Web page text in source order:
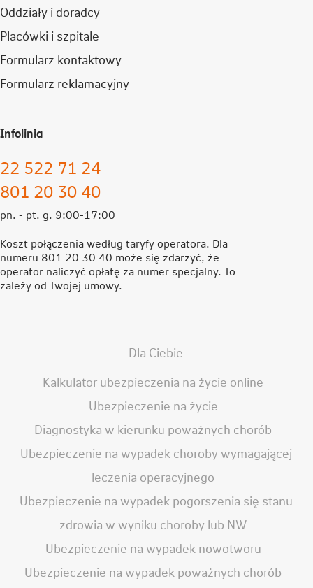
Oddziały i doradcy
Placówki i szpitale
Formularz kontaktowy
Formularz reklamacyjny
Infolinia
22 522 71 24
801 20 30 40
pn. - pt. g. 9:00-17:00
Koszt połączenia według taryfy operatora. Dla
numeru 801 20 30 40 może się zdarzyć, że
operator naliczyć opłatę za numer specjalny. To
zależy od Twojej umowy.
Dla Ciebie
Kalkulator ubezpieczenia na życie online
Ubezpieczenie na życie
Diagnostyka w kierunku poważnych chorób
Ubezpieczenie na wypadek choroby wymagającej
leczenia operacyjnego
Ubezpieczenie na wypadek pogorszenia się stanu
zdrowia w wyniku choroby lub NW
Ubezpieczenie na wypadek nowotworu
Ubezpieczenie na wypadek poważnych chorób